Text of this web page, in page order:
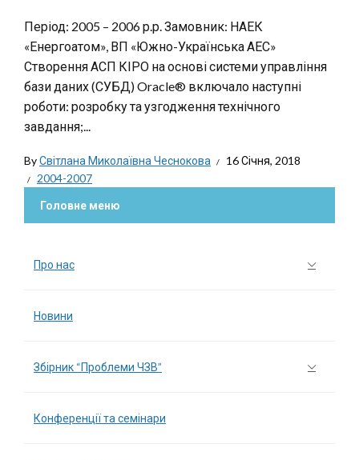
Період: 2005 – 2006 р.р. Замовник: НАЕК
«Енергоатом», ВП «Южно-Українська АЕС»
Створення АСП КІРО на основі системи управління
бази даних (СУБД) Oracle® включало наступні
роботи: розробку та узгодження технічного
завдання;...
ByСвітлана Миколаївна Чеснокова
16 Січня, 2018
2004-2007
Головне меню
Про нас
Новини
Збірник “Проблеми ЧЗВ”
Конференції та семінари